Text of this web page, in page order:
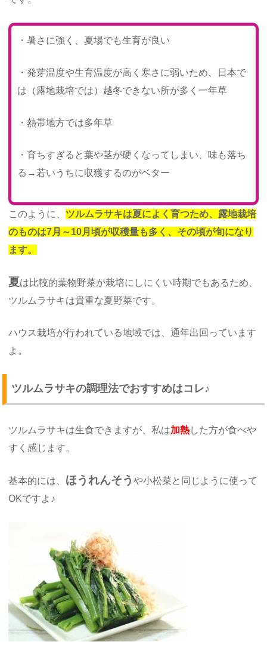
・暑さに強く、夏場でも生育が良い
・発芽温度や生育温度が高く寒さに弱いため、日本で
は（露地栽培では）越冬できない所が多く一年草
・熱帯地方では多年草
・育ちすぎると葉や茎が硬くなってしまい、味も落ち
る→若いうちに収獲するのがベター
このように、 ツルムラサキは夏によく育つため、露地栽培
のものは7月～10月頃が収穫量も多く、その頃が旬になり
ます。
夏は比較的葉物野菜が栽培にしにくい時期でもあるため、
ツルムラサキは貴重な夏野菜です。
ハウス栽培が行われている地域では、通年出回っています
よ。
ツルムラサキの調理法でおすすめはコレ♪
ツルムラサキは生食できますが、私は加熱した方が食べや
すく感じます。
基本的には、 ほうれんそうや小松菜と同じように使って
OKですよ♪